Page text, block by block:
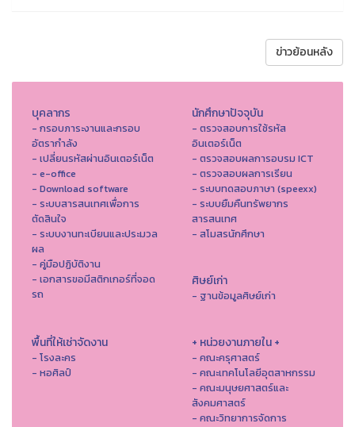
ข่าวย้อนหลัง
บุคลากร
- กรอบภาระงานและกรอบ
อัตรากำลัง
- เปลี่ยนรหัสผ่านอินเตอร์เน็ต
- e-office
- Download software
- ระบบสารสนเทศเพื่อการ
ตัดสินใจ
- ระบบงานทะเบียนและประมวล
ผล
- คู่มือปฏิบัติงาน
- เอกสารขอมีสติกเกอร์ที่จอด
รถ
นักศึกษาปัจจุบัน
- ตรวจสอบการใช้รหัส
อินเตอร์เน็ต
- ตรวจสอบผลการอบรม ICT
- ตรวจสอบผลการเรียน
- ระบบทดสอบภาษา (speexx)
- ระบบยืมคืนทรัพยากร
สารสนเทศ
- สโมสรนักศึกษา
ศิษย์เก่า
- ฐานข้อมูลศิษย์เก่า
พื้นที่ให้เช่าจัดงาน
- โรงละคร
- หอศิลป์
+ หน่วยงานภายใน +
- คณะครุศาสตร์
- คณะเทคโนโลยีอุตสาหกรรม
- คณะมนุษยศาสตร์และ
สังคมศาสตร์
- คณะวิทยาการจัดการ